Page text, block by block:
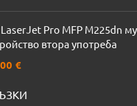
LaserJet Pro MFP M225dn
втора употреба
€